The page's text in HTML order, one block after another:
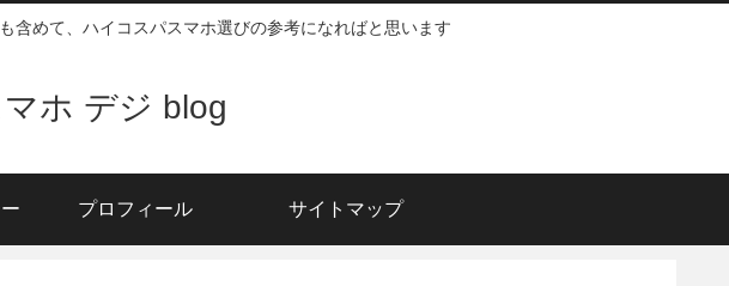
含めて、ハイコスパスマホ選びの参考になればと思います
ホ デジ blog
プロフィール サイトマップ